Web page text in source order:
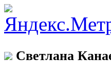
Светлана